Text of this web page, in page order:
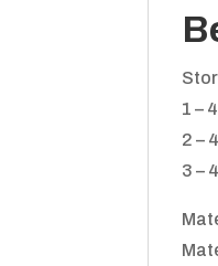
1 –
2 –
3 –